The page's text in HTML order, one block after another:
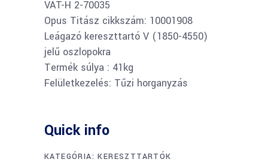
VÁT-H 2-70035
Opus Titász cikkszám: 10001908
Leágazó kereszttartó V (1850-4550)
jelű oszlopokra
Termék súlya : 41kg
Felületkezelés: Tűzi horganyzás
Quick info
KATEGÓRIA:KERESZTTARTÓK